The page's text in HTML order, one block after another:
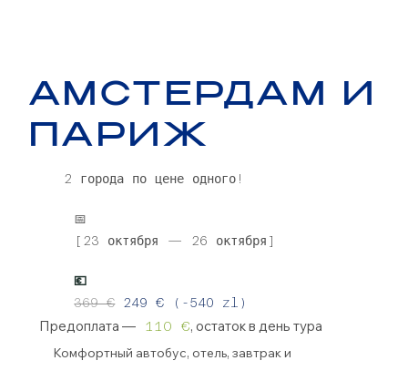
АМСТЕРДАМ И
ПАРИЖ
2 города по цене одного!
📅
[23 октября — 26 октября]
💶
369 €
249 € (-540 zl)
Предоплата —110 €, остаток в день тура
Комфортный автобус, отель, завтрак и